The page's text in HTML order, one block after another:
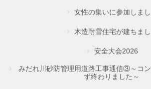
女性の集いに参加しま
木造耐雪住宅が建ちま
安全大会2026
みだれ川砂防管理用道路工事通信③～コ
ず終わりました～